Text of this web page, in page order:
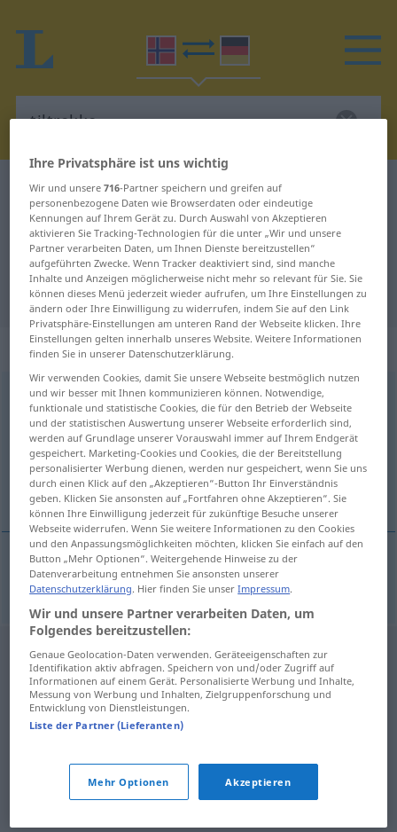
Norwegisch-Deutsch Wörterbuch tiltrekke
Norwegisch-Deutsch Übersetzung
für "tiltrekke"
"tiltrekke" Deutsch Übersetzung
„tiltrekke“: starkes Verb
tiltrekkest
Übersicht aller Übersetzungen
(Für mehr Details die Übersetzung anklicken/antippen)
anziehen
anziehen tiltrekke
Ihre Privatsphäre ist uns wichtig
Wir und unsere716-Partner speichern und greifen auf
personenbezogene Daten wie Browserdaten oder eindeutige
Kennungen auf Ihrem Gerät zu. Durch Auswahl von Akzeptieren
aktivieren Sie Tracking-Technologien für die unter „Wir und unsere
Partner verarbeiten Daten, um Ihnen Dienste bereitzustellen“
aufgeführten Zwecke. Wenn Tracker deaktiviert sind, sind manche
Inhalte und Anzeigen möglicherweise nicht mehr so relevant für Sie. Sie
können dieses Menü jederzeit wieder aufrufen, um Ihre Einstellungen zu
ändern oder Ihre Einwilligung zu widerrufen, indem Sie auf den Link
Privatsphäre-Einstellungen am unteren Rand der Webseite klicken. Ihre
Einstellungen gelten innerhalb unseres Website. Weitere Informationen
finden Sie in unserer Datenschutzerklärung.
Wir verwenden Cookies, damit Sie unsere Webseite bestmöglich nutzen
und wir besser mit Ihnen kommunizieren können. Notwendige,
funktionale und statistische Cookies, die für den Betrieb der Webseite
und der statistischen Auswertung unserer Webseite erforderlich sind,
werden auf Grundlage unserer Vorauswahl immer auf Ihrem Endgerät
gespeichert. Marketing-Cookies und Cookies, die der Bereitstellung
personalisierter Werbung dienen, werden nur gespeichert, wenn Sie uns
durch einen Klick auf den „Akzeptieren“-Button Ihr Einverständnis
geben. Klicken Sie ansonsten auf „Fortfahren ohne Akzeptieren“. Sie
können Ihre Einwilligung jederzeit für zukünftige Besuche unserer
Webseite widerrufen. Wenn Sie weitere Informationen zu den Cookies
und den Anpassungsmöglichkeiten möchten, klicken Sie einfach auf den
Button „Mehr Optionen“. Weitergehende Hinweise zu der
Datenverarbeitung entnehmen Sie ansonsten unserer
Datenschutzerklärung. Hier finden Sie unserImpressum.
Wir und unsere Partner verarbeiten Daten, um
Folgendes bereitzustellen:
Genaue Geolocation-Daten verwenden. Geräteeigenschaften zur
Identifikation aktiv abfragen. Speichern von und/oder Zugriff auf
Informationen auf einem Gerät. Personalisierte Werbung und Inhalte,
Messung von Werbung und Inhalten, Zielgruppenforschung und
Entwicklung von Dienstleistungen.
Liste der Partner (Lieferanten)
Mehr Optionen Akzeptieren